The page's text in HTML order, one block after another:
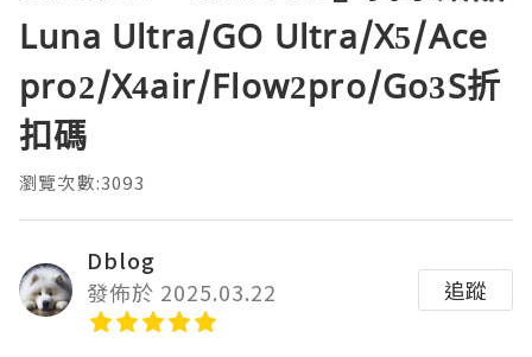
Luna Ultra/GO Ultra/X5/Ace
pro2/X4air/Flow2pro/Go3S折
扣碼
瀏覽次數:3093
Dblog
發佈於 2025.03.22
追蹤